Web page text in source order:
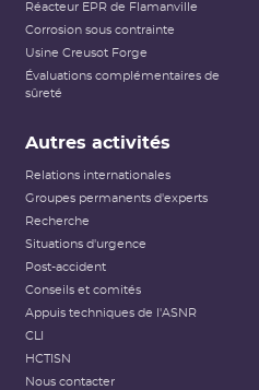
Réacteur EPR de Flamanville
Corrosion sous contrainte
Usine Creusot Forge
Évaluations complémentaires de
sûreté
Autres activités
Relations internationales
Groupes permanents d'experts
Recherche
Situations d'urgence
Post-accident
Conseils et comités
Appuis techniques de l'ASNR
CLI
HCTISN
Nous contacter